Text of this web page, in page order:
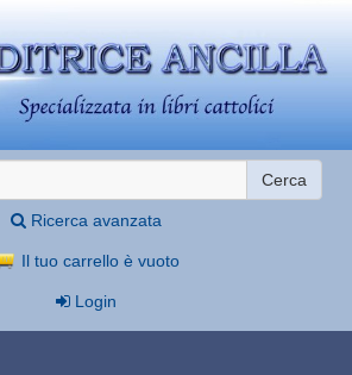
Cerca
Ricerca avanzata
Il tuo carrello è vuoto
Login